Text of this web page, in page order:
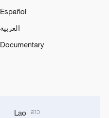
Español
العربية
Documentary
Lao ລາວ